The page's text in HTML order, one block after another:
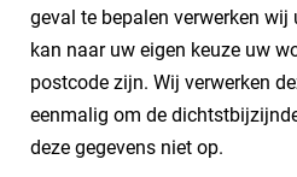
geval te bepalen verwerken
kan naar uw eigen keuze uw
postcode zijn. Wij verwerken
eenmalig om de
deze gegevens niet op.